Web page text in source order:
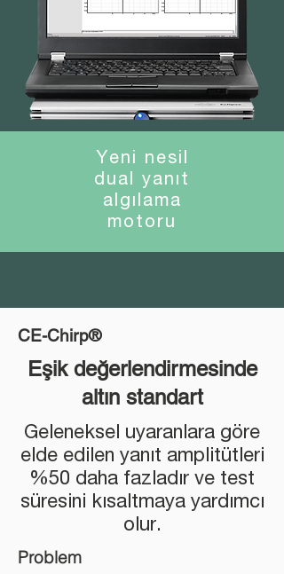
Yeni nesil
dual yanıt
algılama
motoru
CE-Chirp®
Eşik değerlendirmesinde
altın standart
Geleneksel uyaranlara göre
elde edilen yanıt amplitütleri
%50 daha fazladır ve test
süresini kısaltmaya yardımcı
olur.
Problem